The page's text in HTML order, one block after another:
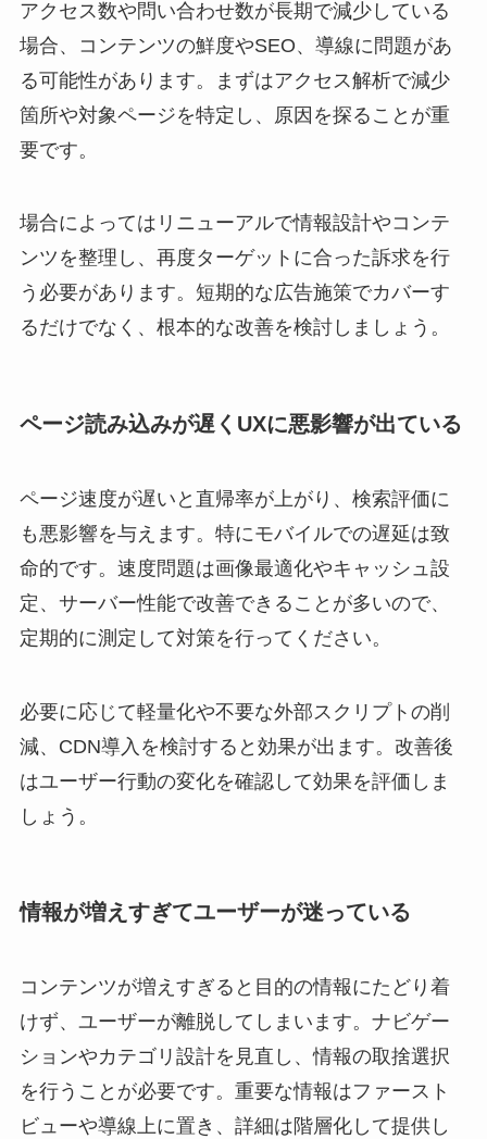
アクセス数や問い合わせ数が長期で減少している
場合、コンテンツの鮮度やSEO、導線に問題があ
る可能性があります。まずはアクセス解析で減少
箇所や対象ページを特定し、原因を探ることが重
要です。
場合によってはリニューアルで情報設計やコンテ
ンツを整理し、再度ターゲットに合った訴求を行
う必要があります。短期的な広告施策でカバーす
るだけでなく、根本的な改善を検討しましょう。
ページ読み込みが遅くUXに悪影響が出ている
ページ速度が遅いと直帰率が上がり、検索評価に
も悪影響を与えます。特にモバイルでの遅延は致
命的です。速度問題は画像最適化やキャッシュ設
定、サーバー性能で改善できることが多いので、
定期的に測定して対策を行ってください。
必要に応じて軽量化や不要な外部スクリプトの削
減、CDN導入を検討すると効果が出ます。改善後
はユーザー行動の変化を確認して効果を評価しま
しょう。
情報が増えすぎてユーザーが迷っている
コンテンツが増えすぎると目的の情報にたどり着
けず、ユーザーが離脱してしまいます。ナビゲー
ションやカテゴリ設計を見直し、情報の取捨選択
を行うことが必要です。重要な情報はファースト
ビューや導線上に置き、詳細は階層化して提供し